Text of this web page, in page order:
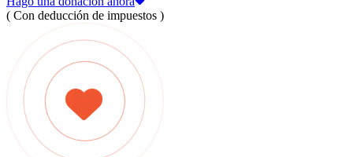
( Con deducción de impuestos )